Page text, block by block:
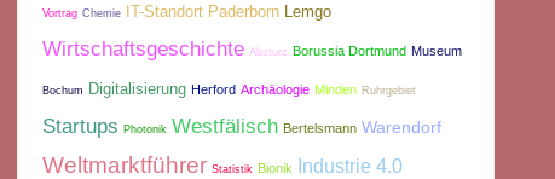
Vortrag Chemie IT-Standort Paderborn Lemgo
Wirtschaftsgeschichte Absturz Borussia Dortmund Museum
Bochum Digitalisierung Herford Archäologie Minden Ruhrgebiet
Startups Photonik Westfälisch Bertelsmann Warendorf
Weltmarktführer Statistik Bionik Industrie 4.0